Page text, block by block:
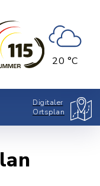
20 °C
Digitaler
Ortsplan